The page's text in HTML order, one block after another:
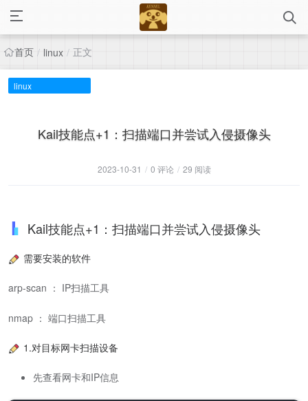
首页 / linux / 正文
linux
Kail技能点+1：扫描端口并尝试入侵摄像头
2023-10-31 / 0 评论 / 29 阅读
Kail技能点+1：扫描端口并尝试入侵摄像头
需要安装的软件
arp-scan ： IP扫描工具
nmap ： 端口扫描工具
1.对目标网卡扫描设备
先查看网卡和IP信息